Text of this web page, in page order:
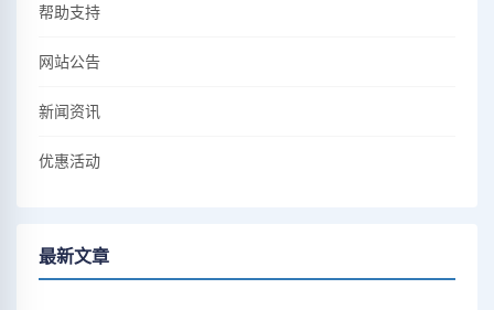
帮助支持
网站公告
新闻资讯
优惠活动
最新文章